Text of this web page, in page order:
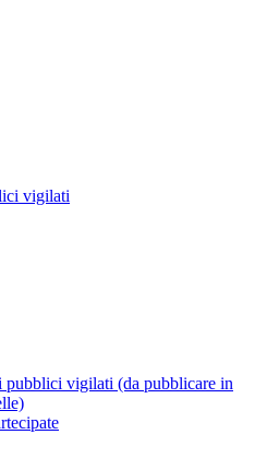
vigilati
pubblici vigilati (da pubblicare in